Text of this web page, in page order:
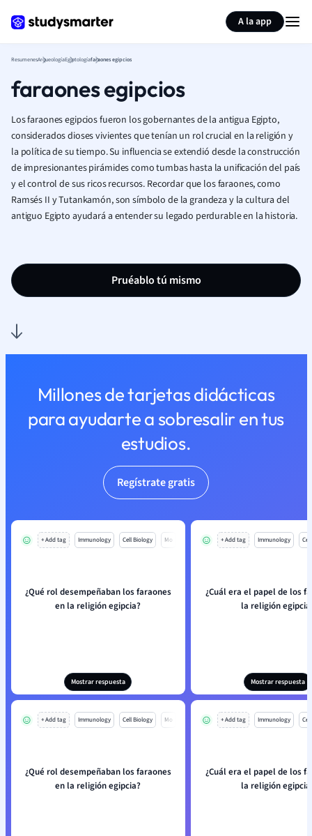
A la app
ResumenesArqueologíaEgiptologíafaraones egipcios
faraones egipcios
Los faraones egipcios fueron los gobernantes de la antigua Egipto,
considerados dioses vivientes que tenían un rol crucial en la religión y
la política de su tiempo. Su influencia se extendió desde la construcción
de impresionantes pirámides como tumbas hasta la unificación del país
y el control de sus ricos recursos. Recordar que los faraones, como
Ramsés II y Tutankamón, son símbolo de la grandeza y la cultura del
antiguo Egipto ayudará a entender su legado perdurable en la historia.
Pruéablo tú mismo
Millones de tarjetas didácticas
para ayudarte a sobresalir en tus
estudios.
Regístrate gratis
+ Add tag Immunology Cell Biology Mo
¿Qué rol desempeñaban los faraones
en la religión egipcia?
Mostrar respuesta
+ Add tag Immunology
¿Cuál era el papel de los
la religión
Mostrar respuesta
+ Add tag Immunology Cell Biology Mo
¿Qué rol desempeñaban los faraones
en la religión egipcia?
+ Add tag Immunology
¿Cuál era el papel de los
la religión
Resumir página